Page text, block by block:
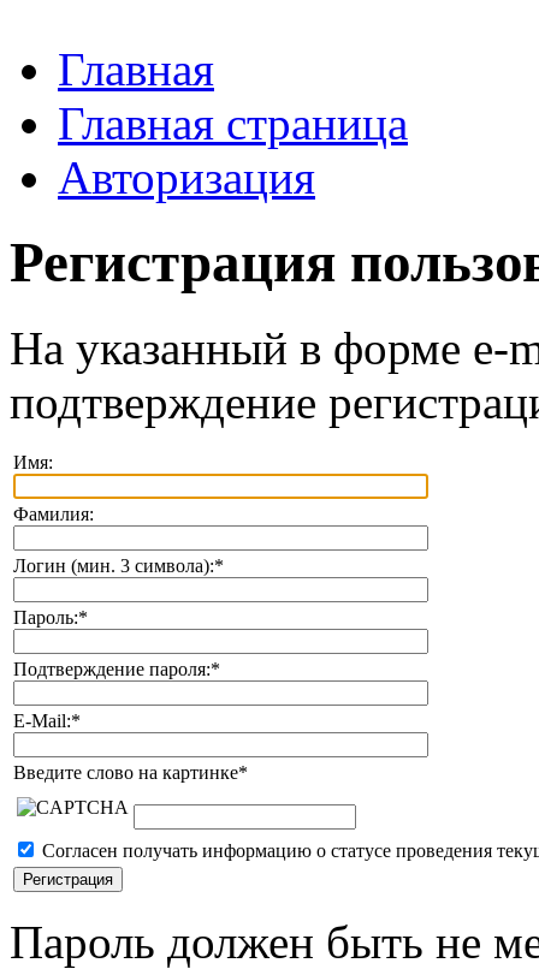
Главная
Главная страница
Авторизация
Регистрация
На указанный в форме e-
подтверждение
Имя:
Фамилия:
Логин (мин. 3 символа):*
Пароль:*
Подтверждение пароля:*
E-Mail:*
Введите слово на картинке*
Согласен получать информацию о статусе проведения
Пароль должен быть не